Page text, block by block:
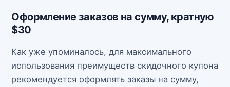
Оформление заказов на сумму, кратную
$30
Как уже упоминалось, для максимального
использования преимуществ скидочного купона
рекомендуется оформлять заказы на сумму,